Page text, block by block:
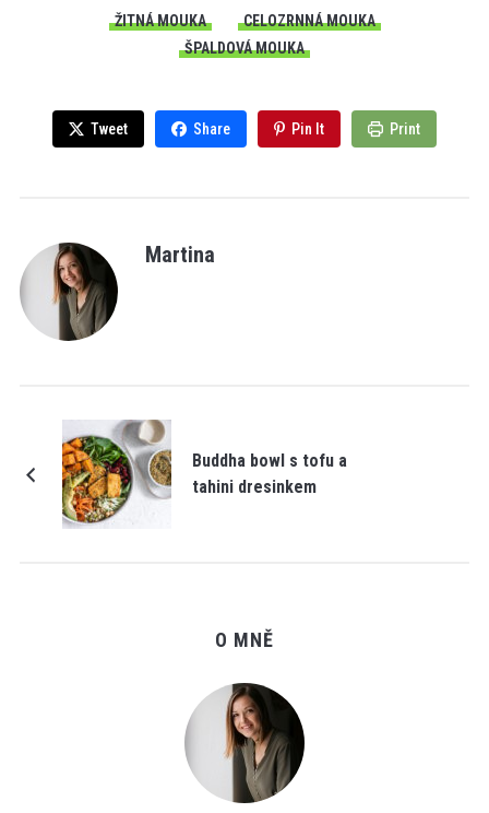
ŽITNÁ MOUKA
CELOZRNNÁ MOUKA
ŠPALDOVÁ MOUKA
Tweet Share Pin It Print
Martina
Buddha bowl s tofu a
tahini dresinkem
O MNĚ